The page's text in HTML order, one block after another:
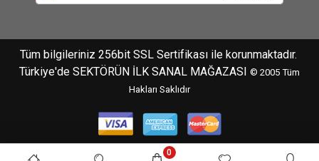
Tüm bilgileriniz 256bit SSL Sertifikası ile korunmaktadır.
Türkiye'de SEKTÖRÜN İLK SANAL MAĞAZASI
© 2005 Tüm
Hakları Saklıdır
0